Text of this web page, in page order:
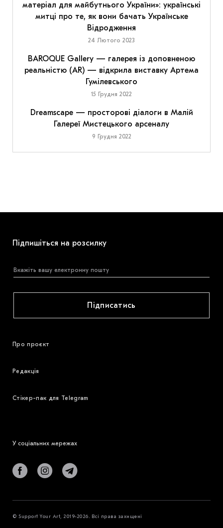
матеріал для майбутнього України»: українські
митці про те, як вони бачать Українське
Відродження
24 Лютого 2023
BAROQUE Gallery — галерея із доповненою
реальністю (AR) — відкрила виставку Артема
Гумілевського
15 Грудня 2022
Dreamscape — просторові діалоги в Малій
Галереї Мистецького арсеналу
9 Грудня 2022
Підпишіться на розсилку
Підписатись
Про проєкт
Редакція
Стікер-пак для Telegram
У соціальних мережах
© Support Your Art, 2019-2026. Всі права захищені